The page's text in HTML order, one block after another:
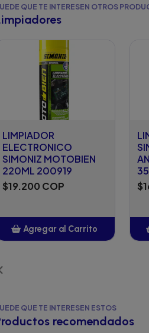
QUE TE INTERESEN OTROS
LIMPIADOR
ELECTRONICO
SIMONIZ MOTOBIEN
220ML 200919
$19.200 COP
Agregar al Carrito
QUE TE INTERESEN ESTOS
recomendados